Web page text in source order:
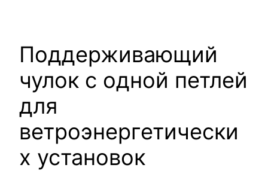
Поддерживающий
чулок с одной петлей
для
ветроэнергетически
х установок